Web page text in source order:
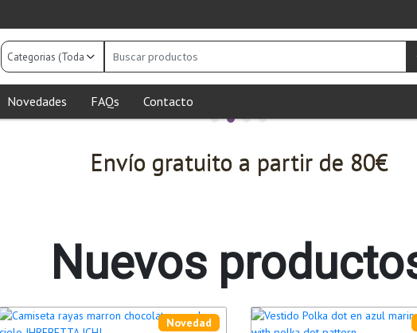
Categorias
(Todas)
productos
Novedades FAQs Contacto
Envío gratuito a partir de 80€
Nuevos
Novedad